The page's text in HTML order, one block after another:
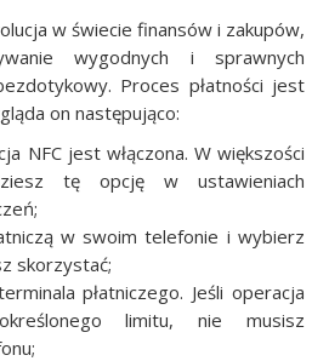
w świecie finansów i zakupów,
wygodnych i sprawnych
Proces płatności jest
on następująco:
NFC jest włączona. W większości
tę opcję w ustawieniach
w swoim telefonie i wybierz
skorzystać;
płatniczego. Jeśli operacja
limitu, nie musisz